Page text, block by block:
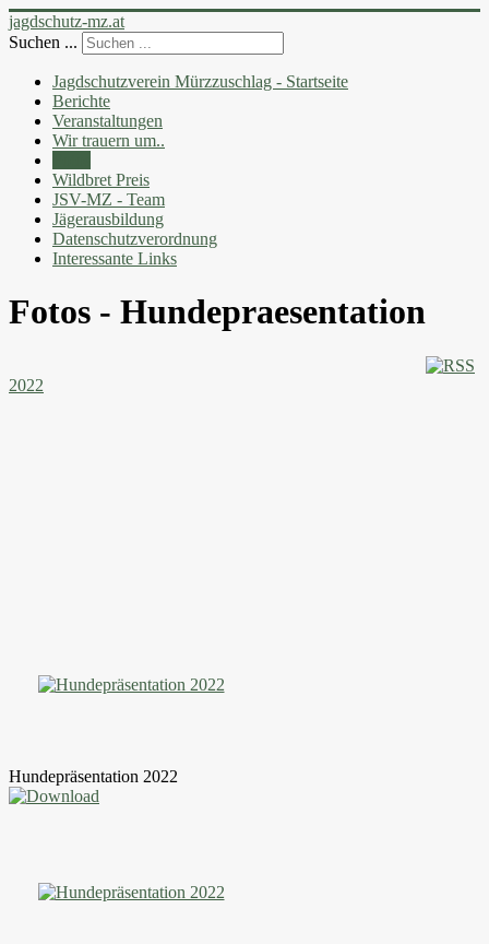
jagdschutz-mz.at
Suchen ...
Jagdschutzverein Mürzzuschlag - Startseite
Berichte
Veranstaltungen
Wir trauern um..
Wildbret Preis
JSV-MZ - Team
Jägerausbildung
Datenschutzverordnung
Interessante Links
Fotos - Hundepraesentation
2022
Hundepräsentation 2022